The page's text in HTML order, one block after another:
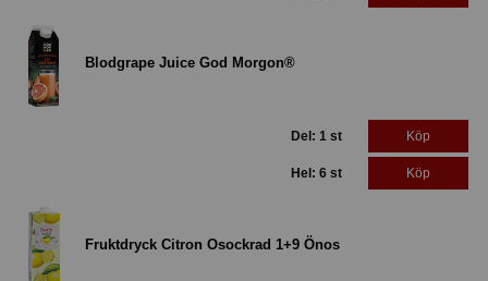
Blodgrape Juice God Morgon®
Del: 1 st Köp
Hel: 6 st Köp
Fruktdryck Citron Osockrad 1+9 Önos